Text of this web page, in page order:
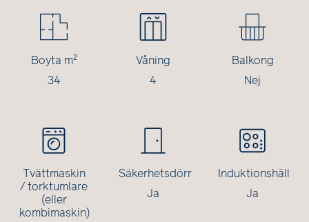
Boyta m²
34
Våning
4
Balkong
Nej
Tvättmaskin
/ torktumlare
(eller
kombimaskin)
Säkerhetsdörr
Ja
Induktionshäll
Ja